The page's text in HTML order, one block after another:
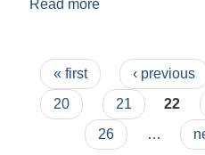
Read more
Pages
« first ‹ previous
20
21 22
26
…